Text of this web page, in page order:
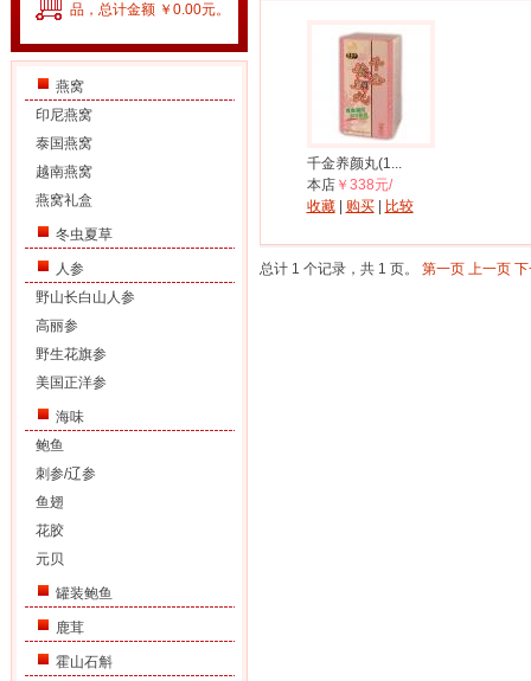
品，总计金额 ￥0.00元。
燕窝
印尼燕窝
泰国燕窝
越南燕窝
燕窝礼盒
冬虫夏草
人参
野山长白山人参
高丽参
野生花旗参
美国正洋参
海味
鲍鱼
刺参/辽参
鱼翅
花胶
元贝
罐装鲍鱼
鹿茸
霍山石斛
千金养颜丸(1...
本店￥338元/
收藏| 购买| 比较
总计 1 个记录，共 1 页。 第一页 上一页 下